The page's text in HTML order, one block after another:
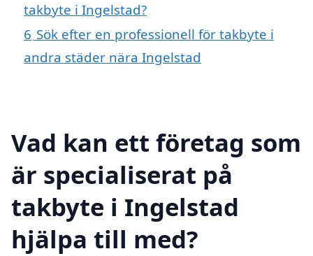
takbyte i Ingelstad?
6 Sök efter en professionell för takbyte i
andra städer nära Ingelstad
Vad kan ett företag som
är specialiserat på
takbyte i Ingelstad
hjälpa till med?